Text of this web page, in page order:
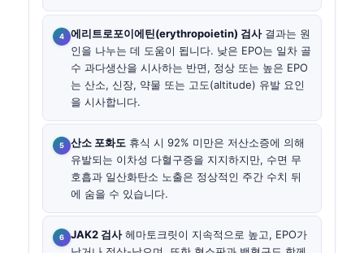
에리트로포이에틴(erythropoietin) 검사결과는 원
인을 나누는 데 도움이 됩니다. 낮은 EPO는 일차 골
수 과다생산을 시사하는 반면, 정상 또는 높은 EPO
는 산소, 신장, 약물 또는 고도(altitude) 유발 요인
을 시사합니다.
산소 포화도 휴식 시 92% 미만은 저산소증에 의해
유발되는 이차성 다혈구증을 지지하지만, 수면 무
호흡과 일산화탄소 노출은 정상적인 주간 수치 뒤
에 숨을 수 있습니다.
JAK2 검사헤마토크릿이 지속적으로 높고, EPO가